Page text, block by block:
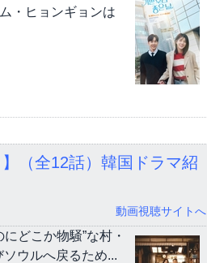
・ヒョンギョンは
（全12話）韓国ドラマ紹
動画視聴サイトへ
どこか物騒”な村・
ウルへ戻るため...